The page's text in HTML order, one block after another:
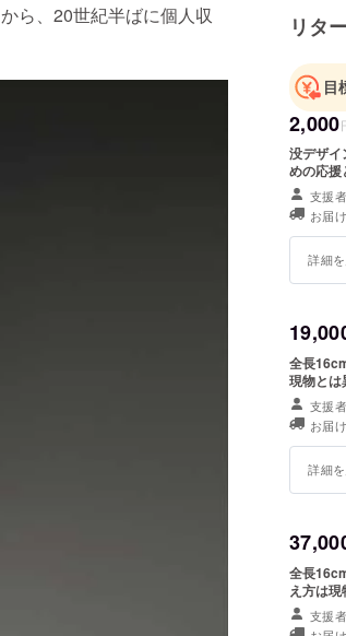
ら、20世紀半ばに個人収
リタ
目
2,000
没デザイ
めの応援
支援
お届
詳細
全長
現物とは
支援
お届
詳細
全長
え方は現
支援